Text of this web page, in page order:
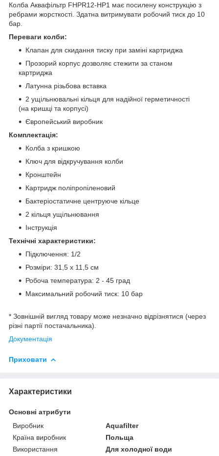
Колба Аквафільтр FHPR12-HP1 має посилену конструкцію з
ребрами жорсткості. Здатна витримувати робочий тиск до 10
бар.
Переваги колби:
Клапан для скидання тиску при заміні картриджа
Прозорий корпус дозволяє стежити за станом
картриджа
Латунна різьбова вставка
2 ущільнювальні кільця для надійної герметичності
(на кришці та корпусі)
Європейський виробник
Комплектація:
Колба з кришкою
Ключ для відкручування колби
Кронштейн
Картридж поліпропіленовий
Бактеріостатичне центруюче кільце
2 кільця ущільнювання
Інструкція
Технічні характеристики:
Підключення: 1/2
Розміри: 31,5 х 11,5 см
Робоча температура: 2 - 45 град
Максимальний робочий тиск: 10 бар
* Зовнішній вигляд товару може незначно відрізнятися (через
різні партії постачальника).
Документація
Приховати
Характеристики
Основні атрибути
Виробник
Aquafilter
Країна виробник
Польща
Використання
Для холодної води